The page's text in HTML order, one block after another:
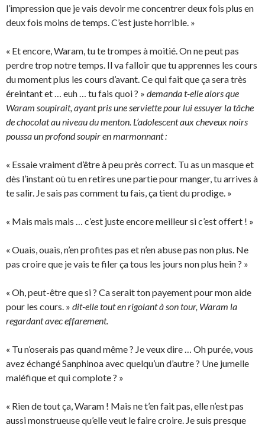
l’impression que je vais devoir me concentrer deux fois plus en
deux fois moins de temps. C’est juste horrible. »
« Et encore, Waram, tu te trompes à moitié. On ne peut pas
perdre trop notre temps. Il va falloir que tu apprennes les cours
du moment plus les cours d’avant. Ce qui fait que ça sera très
éreintant et … euh … tu fais quoi ? » demanda t-elle alors que
Waram soupirait, ayant pris une serviette pour lui essuyer la tâche
de chocolat au niveau du menton. L’adolescent aux cheveux noirs
poussa un profond soupir en marmonnant :
« Essaie vraiment d’être à peu près correct. Tu as un masque et
dès l’instant où tu en retires une partie pour manger, tu arrives à
te salir. Je sais pas comment tu fais, ça tient du prodige. »
« Mais mais mais … c’est juste encore meilleur si c’est offert ! »
« Ouais, ouais, n’en profites pas et n’en abuse pas non plus. Ne
pas croire que je vais te filer ça tous les jours non plus hein ? »
« Oh, peut-être que si ? Ca serait ton payement pour mon aide
pour les cours. » dit-elle tout en rigolant à son tour, Waram la
regardant avec effarement.
« Tu n’oserais pas quand même ? Je veux dire … Oh purée, vous
avez échangé Sanphinoa avec quelqu’un d’autre ? Une jumelle
maléfique et qui complote ? »
« Rien de tout ça, Waram ! Mais ne t’en fait pas, elle n’est pas
aussi monstrueuse qu’elle veut le faire croire. Je suis presque